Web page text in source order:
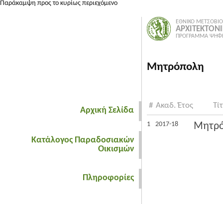
Παράκαμψη προς το κυρίως περιεχόμενο
Αρχική Σελίδα
Κατάλογος Παραδοσιακών
Οικισμών
Πληροφορίες
ΕΘΝΙΚΟ
ΠΡΟΓΡΑΜΜΑ
Μητρόπολη
# Ακαδ. Έτος
1 2017-18